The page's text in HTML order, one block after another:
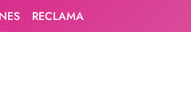
RECLAMA